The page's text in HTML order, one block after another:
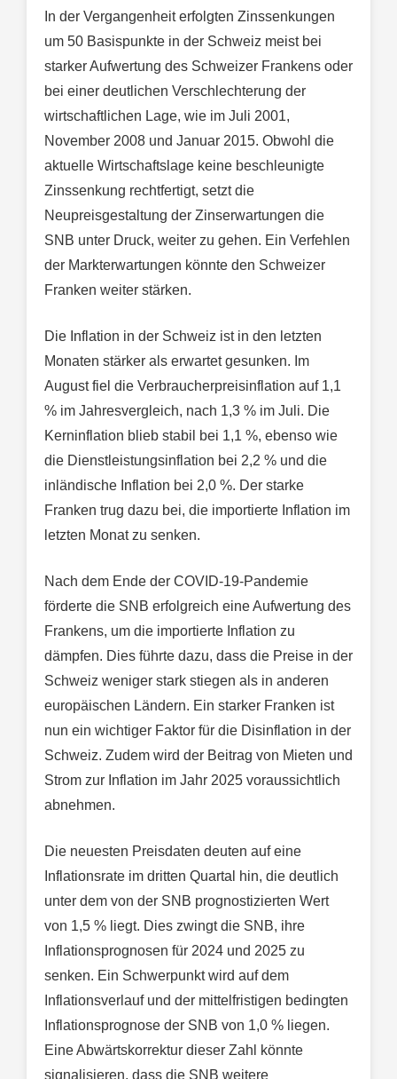
In der Vergangenheit erfolgten Zinssenkungen
um 50 Basispunkte in der Schweiz meist bei
starker Aufwertung des Schweizer Frankens oder
bei einer deutlichen Verschlechterung der
wirtschaftlichen Lage, wie im Juli 2001,
November 2008 und Januar 2015. Obwohl die
aktuelle Wirtschaftslage keine beschleunigte
Zinssenkung rechtfertigt, setzt die
Neupreisgestaltung der Zinserwartungen die
SNB unter Druck, weiter zu gehen. Ein Verfehlen
der Markterwartungen könnte den Schweizer
Franken weiter stärken.
Die Inflation in der Schweiz ist in den letzten
Monaten stärker als erwartet gesunken. Im
August fiel die Verbraucherpreisinflation auf 1,1
% im Jahresvergleich, nach 1,3 % im Juli. Die
Kerninflation blieb stabil bei 1,1 %, ebenso wie
die Dienstleistungsinflation bei 2,2 % und die
inländische Inflation bei 2,0 %. Der starke
Franken trug dazu bei, die importierte Inflation im
letzten Monat zu senken.
Nach dem Ende der COVID-19-Pandemie
förderte die SNB erfolgreich eine Aufwertung des
Frankens, um die importierte Inflation zu
dämpfen. Dies führte dazu, dass die Preise in der
Schweiz weniger stark stiegen als in anderen
europäischen Ländern. Ein starker Franken ist
nun ein wichtiger Faktor für die Disinflation in der
Schweiz. Zudem wird der Beitrag von Mieten und
Strom zur Inflation im Jahr 2025 voraussichtlich
abnehmen.
Die neuesten Preisdaten deuten auf eine
Inflationsrate im dritten Quartal hin, die deutlich
unter dem von der SNB prognostizierten Wert
von 1,5 % liegt. Dies zwingt die SNB, ihre
Inflationsprognosen für 2024 und 2025 zu
senken. Ein Schwerpunkt wird auf dem
Inflationsverlauf und der mittelfristigen bedingten
Inflationsprognose der SNB von 1,0 % liegen.
Eine Abwärtskorrektur dieser Zahl könnte
signalisieren, dass die SNB weitere